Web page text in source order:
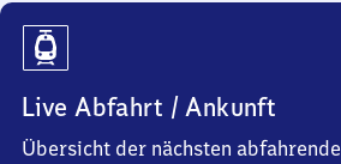
Reiseinfos
Live Abfahrt / Ankunft
Übersicht der nächsten